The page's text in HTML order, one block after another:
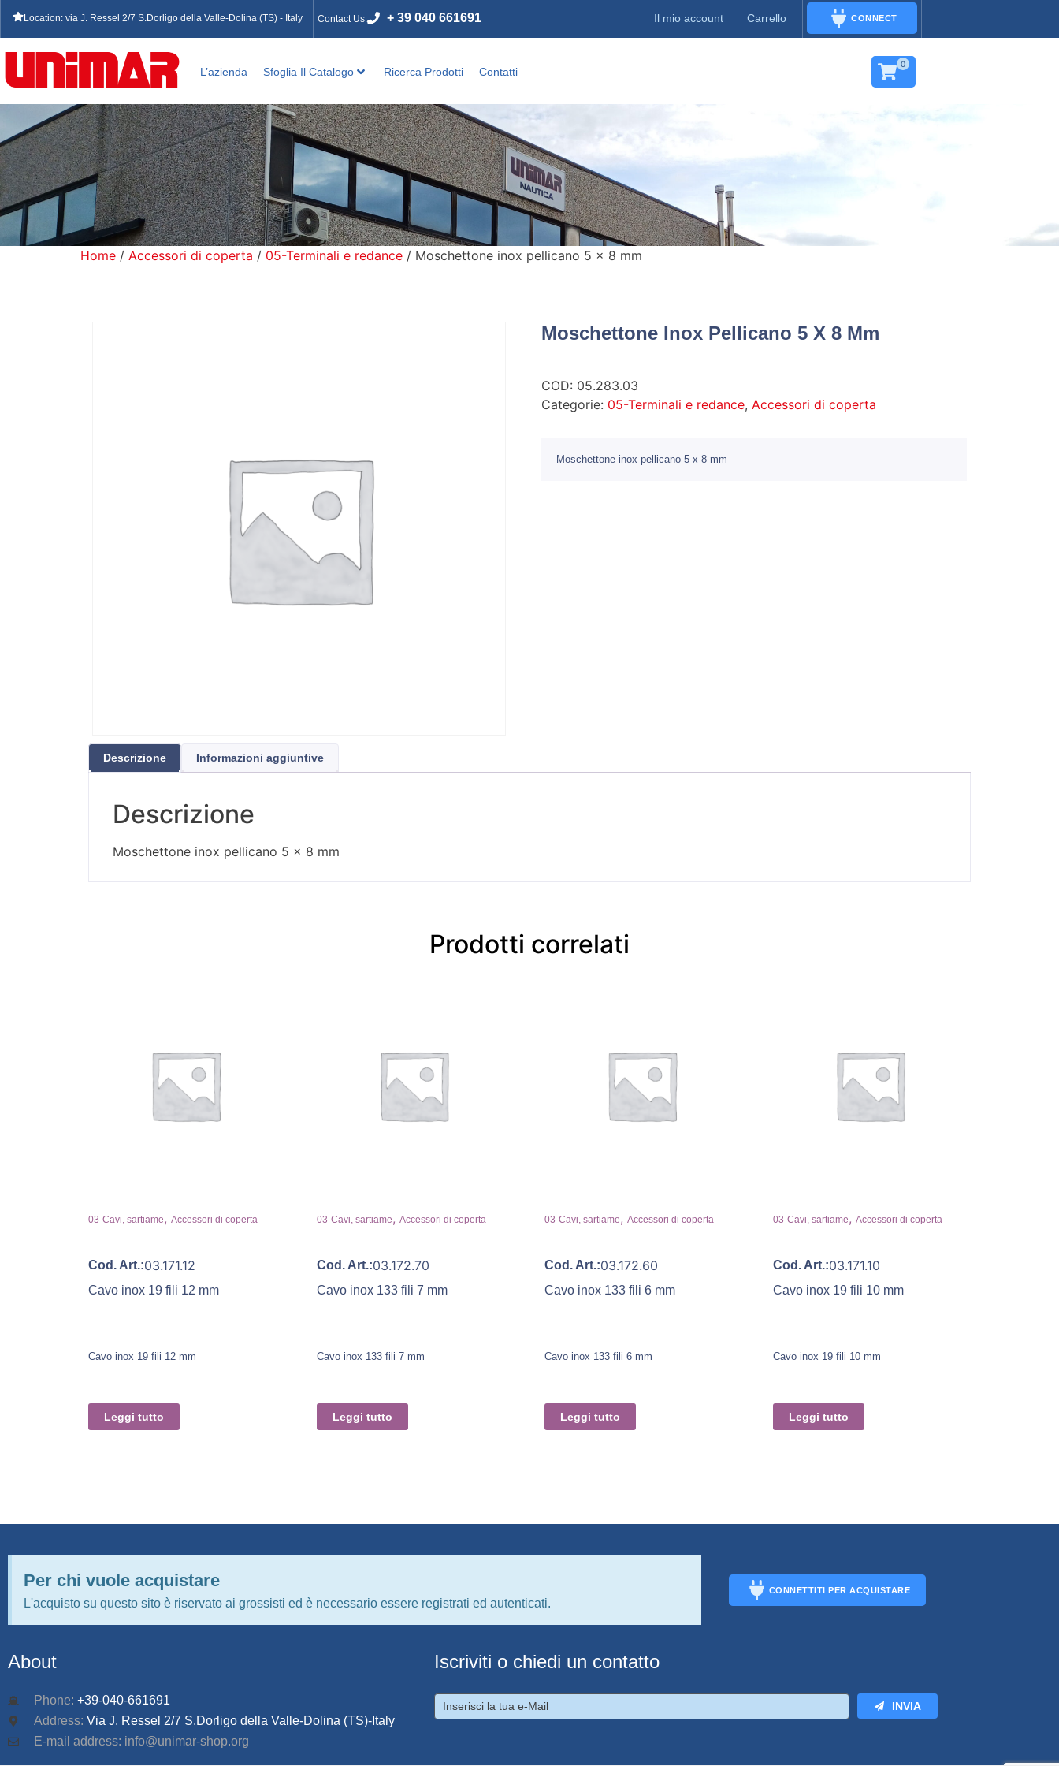
Location: via J. Ressel 2/7 S.Dorligo della Valle-Dolina (TS) - Italy Contact Us: + 39 040 661691 Il mio account Carrello CONNECT
L’azienda Sfoglia Il Catalogo Ricerca Prodotti Contatti
0
Home / Accessori di coperta / 05-Terminali e redance / Moschettone inox pellicano 5 x 8 mm
Moschettone Inox Pellicano 5 X 8 Mm
COD: 05.283.03
Categorie: 05-Terminali e redance, Accessori di coperta
Moschettone inox pellicano 5 x 8 mm
Descrizione Informazioni aggiuntive
Descrizione
Moschettone inox pellicano 5 x 8 mm
Prodotti correlati
03-Cavi, sartiame, Accessori di coperta
Cod. Art.:03.171.12
Cavo inox 19 fili 12 mm
Cavo inox 19 fili 12 mm
Leggi tutto
03-Cavi, sartiame, Accessori di coperta
Cod. Art.:03.172.70
Cavo inox 133 fili 7 mm
Cavo inox 133 fili 7 mm
Leggi tutto
03-Cavi, sartiame, Accessori di coperta
Cod. Art.:03.172.60
Cavo inox 133 fili 6 mm
Cavo inox 133 fili 6 mm
Leggi tutto
03-Cavi, sartiame, Accessori di coperta
Cod. Art.:03.171.10
Cavo inox 19 fili 10 mm
Cavo inox 19 fili 10 mm
Leggi tutto
Per chi vuole acquistare
L'acquisto su questo sito è riservato ai grossisti ed è necessario essere registrati ed autenticati.
CONNETTITI PER ACQUISTARE
About
Phone: +39-040-661691
Address: Via J. Ressel 2/7 S.Dorligo della Valle-Dolina (TS)-Italy
E-mail address: info@unimar-shop.org
Iscriviti o chiedi un contatto
INVIA